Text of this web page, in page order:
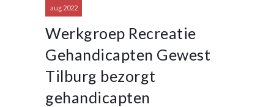
aug 2022
Werkgroep Recreatie
Gehandicapten Gewest
Tilburg bezorgt
gehandicapten